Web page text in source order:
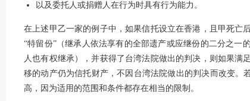
以及委托人或捐赠人在行为时具有行为能力。
在上述甲乙一家的例子中，如果信托设立在香港，且甲死亡
“特留份”（继承人依法享有的全部遗产或应继份的二分之一
人也有权继承），并获得了台湾法院做出的判决，则如果满
移的动产仍为信托财产，不因台湾法院做出的判决而改变。
高，因为适用的范围和条件都存在相当的限制。